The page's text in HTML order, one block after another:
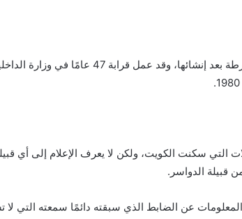
أول مدير لكلية الشرطة بعد
التي سكنت الكويت، ولكن لا يعرف الإعلام إلى أي
قبيلة الدواسر.
عن الضابط الذي سبقته دائمًا سمعته التي لا